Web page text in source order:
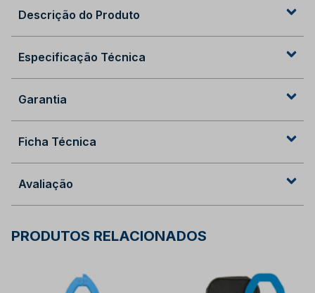
Descrição do Produto
Especificação Técnica
Garantia
Ficha Técnica
Avaliação
PRODUTOS RELACIONADOS